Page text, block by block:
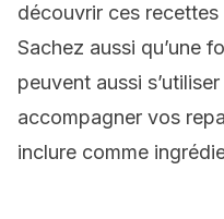
découvrir ces
Sachez aussi qu’une
peuvent aussi
accompagner vos
inclure comme